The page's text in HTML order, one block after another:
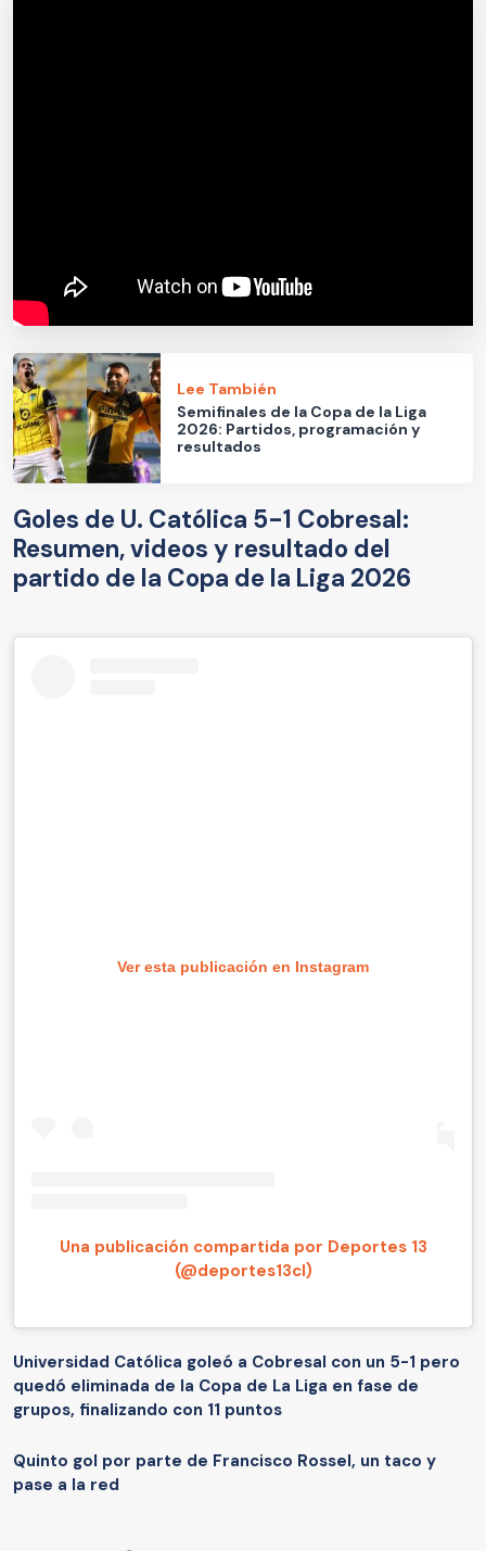
Lee También
Semifinales de la Copa de la Liga
2026: Partidos, programación y
resultados
Goles de U. Católica 5-1 Cobresal:
Resumen, videos y resultado del
partido de la Copa de la Liga 2026
Ver esta publicación en Instagram
Una publicación compartida por Deportes 13
(@deportes13cl)
Universidad Católica goleó a Cobresal con un 5-1 pero
quedó eliminada de la Copa de La Liga en fase de
grupos, finalizando con 11 puntos
Quinto gol por parte de Francisco Rossel, un taco y
pase a la red